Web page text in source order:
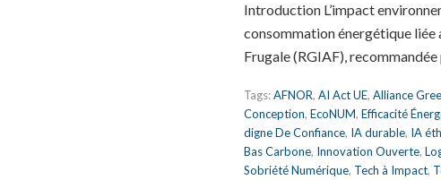
Introduction L’impact
consommation énergétique liée
Frugale (RGIAF), recommandée
Tags:AFNOR, AI Act UE, Alliance
Conception, EcoNUM, Efficacité
digne De Confiance, IA durable, IA
Bas Carbone, Innovation Ouverte,
Sobriété Numérique, Tech à Impact,